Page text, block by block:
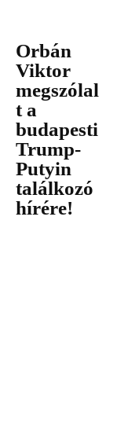
Orbán
Viktor
megszólal
t a
budapesti
Trump-
Putyin
találkozó
hírére!